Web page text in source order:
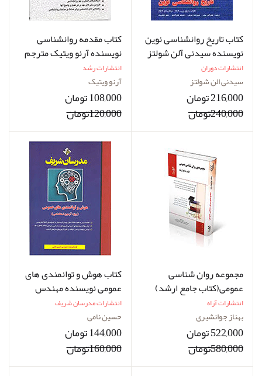
کتاب تاریخ روانشناسی نوین
نویسنده سیدنی آلن شولتز
مترجم علی اکبر سیف
انتشارات دوران
سیدنی الن شولتز
216,000 تومان
240,000تومان
کتاب مقدمه روانشناسی
نویسنده آرنو ویتیک مترجم
محی الدین بناب
انتشارات رشد
آرنو ویتیک
108,000 تومان
120,000تومان
مجموعه روان شناسی
عمومی(کتاب جامع ارشد)
نویسنده بهناز جوانشیری
انتشارات آراه
بهناز جوانشیری
522,000 تومان
580,000تومان
کتاب هوش و توانمندی های
عمومی نویسنده مهندس
حسین نامی
انتشارات مدرسان شریف
حسین نامی
144,000 تومان
160,000تومان